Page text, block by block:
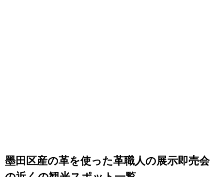
墨田区産の革を使った革職人の展示即売会